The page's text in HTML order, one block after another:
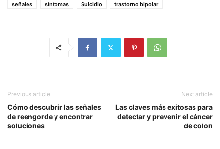
señales
síntomas Suicidio trastorno bipolar
Previous article
Cómo descubrir las señales
de reengorde y encontrar
soluciones
Next article
Las claves más exitosas para
detectar y prevenir el cáncer
de colon